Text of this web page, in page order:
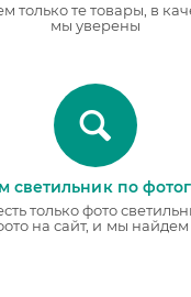
только те товары, в
мы уверены
светильник по
только фото
на сайт, и мы найдем